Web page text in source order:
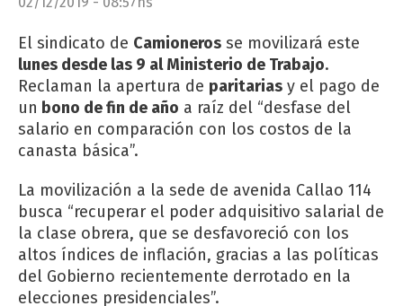
El sindicato de Camioneros se movilizará este
lunes desde las 9 al Ministerio de Trabajo.
Reclaman la apertura de paritarias y el pago de
un bono de fin de año a raíz del “desfase del
salario en comparación con los costos de la
canasta básica”.
La movilización a la sede de avenida Callao 114
busca “recuperar el poder adquisitivo salarial de
la clase obrera, que se desfavoreció con los
altos índices de inflación, gracias a las políticas
del Gobierno recientemente derrotado en la
elecciones presidenciales”.